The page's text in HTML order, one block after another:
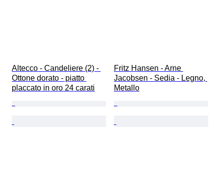
Altecco - Candeliere (2) -
Ottone dorato - piatto
placcato in oro 24 carati
Fritz Hansen - Arne
Jacobsen - Sedia - Legno,
Metallo